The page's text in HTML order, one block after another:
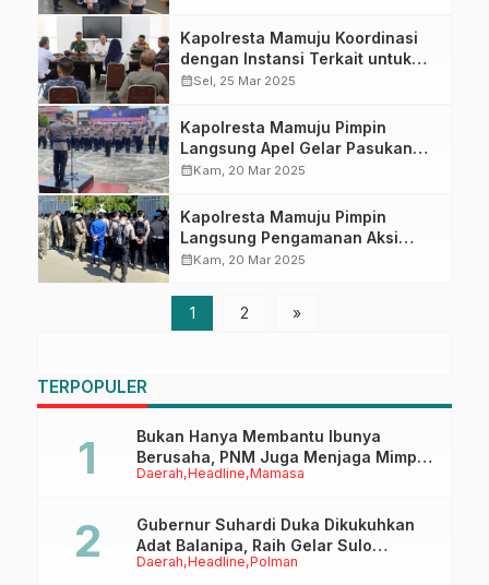
Kapolresta Mamuju Koordinasi
dengan Instansi Terkait untuk
Optimalkan Pelaksanaan Operasi
calendar_monthSel, 25 Mar 2025
Kapolresta Mamuju Pimpin
Langsung Apel Gelar Pasukan
Operasi Ketupat Marano 2025
calendar_monthKam, 20 Mar 2025
Kapolresta Mamuju Pimpin
Langsung Pengamanan Aksi
Unras di Kantor Bupati dan DPRD
calendar_monthKam, 20 Mar 2025
1 2 »
TERPOPULER
Daerah Headline Mamasa
Bukan Hanya Membantu Ibunya
Berusaha, PNM Juga Menjaga Mimpi
Anaknya Untuk Menggapai Cita-Cita
Daerah Headline Polman
Gubernur Suhardi Duka Dikukuhkan
Adat Balanipa, Raih Gelar Sulo
Tappidena